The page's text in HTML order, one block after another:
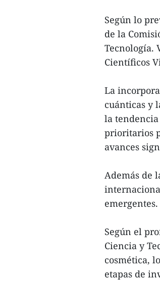
Según lo
de la
Tecnología.
Científicos
La
cuánticas y
la
prioritarios
avances
Además de
emergentes.
Según el
Ciencia y
cosmética,
etapas de